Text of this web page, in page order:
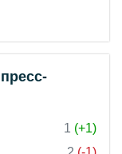
1 (+1)